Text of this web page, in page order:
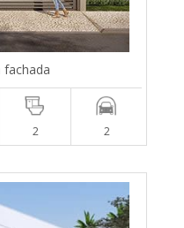
2 2